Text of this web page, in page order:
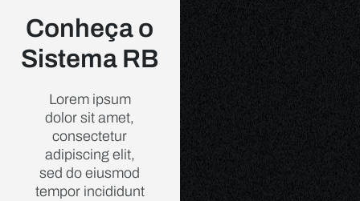
Conheça o
Sistema RB
Lorem ipsum
dolor sit amet,
consectetur
adipiscing elit,
sed do eiusmod
tempor incididunt